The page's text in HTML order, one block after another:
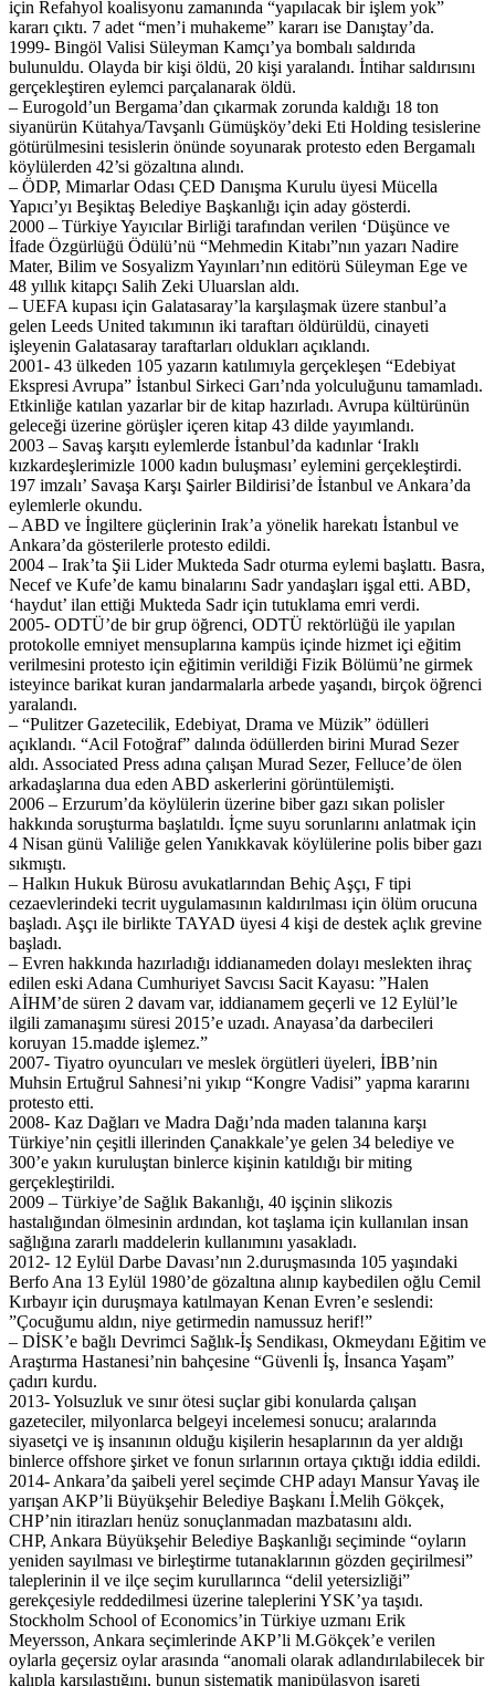
için Refahyol koalisyonu zamanında “yapılacak bir işlem yok”
kararı çıktı. 7 adet “men’i muhakeme” kararı ise Danıştay’da.
1999- Bingöl Valisi Süleyman Kamçı’ya bombalı saldırıda
bulunuldu. Olayda bir kişi öldü, 20 kişi yaralandı. İntihar saldırısını
gerçekleştiren eylemci parçalanarak öldü.
– Eurogold’un Bergama’dan çıkarmak zorunda kaldığı 18 ton
siyanürün Kütahya/Tavşanlı Gümüşköy’deki Eti Holding tesislerine
götürülmesini tesislerin önünde soyunarak protesto eden Bergamalı
köylülerden 42’si gözaltına alındı.
– ÖDP, Mimarlar Odası ÇED Danışma Kurulu üyesi Mücella
Yapıcı’yı Beşiktaş Belediye Başkanlığı için aday gösterdi.
2000 – Türkiye Yayıcılar Birliği tarafından verilen ‘Düşünce ve
İfade Özgürlüğü Ödülü’nü “Mehmedin Kitabı”nın yazarı Nadire
Mater, Bilim ve Sosyalizm Yayınları’nın editörü Süleyman Ege ve
48 yıllık kitapçı Salih Zeki Uluarslan aldı.
– UEFA kupası için Galatasaray’la karşılaşmak üzere stanbul’a
gelen Leeds United takımının iki taraftarı öldürüldü, cinayeti
işleyenin Galatasaray taraftarları oldukları açıklandı.
2001- 43 ülkeden 105 yazarın katılımıyla gerçekleşen “Edebiyat
Ekspresi Avrupa” İstanbul Sirkeci Garı’nda yolculuğunu tamamladı.
Etkinliğe katılan yazarlar bir de kitap hazırladı. Avrupa kültürünün
geleceği üzerine görüşler içeren kitap 43 dilde yayımlandı.
2003 – Savaş karşıtı eylemlerde İstanbul’da kadınlar ‘Iraklı
kızkardeşlerimizle 1000 kadın buluşması’ eylemini gerçekleştirdi.
197 imzalı’ Savaşa Karşı Şairler Bildirisi’de İstanbul ve Ankara’da
eylemlerle okundu.
– ABD ve İngiltere güçlerinin Irak’a yönelik harekatı İstanbul ve
Ankara’da gösterilerle protesto edildi.
2004 – Irak’ta Şii Lider Mukteda Sadr oturma eylemi başlattı. Basra,
Necef ve Kufe’de kamu binalarını Sadr yandaşları işgal etti. ABD,
‘haydut’ ilan ettiği Mukteda Sadr için tutuklama emri verdi.
2005- ODTÜ’de bir grup öğrenci, ODTÜ rektörlüğü ile yapılan
protokolle emniyet mensuplarına kampüs içinde hizmet içi eğitim
verilmesini protesto için eğitimin verildiği Fizik Bölümü’ne girmek
isteyince barikat kuran jandarmalarla arbede yaşandı, birçok öğrenci
yaralandı.
– “Pulitzer Gazetecilik, Edebiyat, Drama ve Müzik” ödülleri
açıklandı. “Acil Fotoğraf” dalında ödüllerden birini Murad Sezer
aldı. Associated Press adına çalışan Murad Sezer, Felluce’de ölen
arkadaşlarına dua eden ABD askerlerini görüntülemişti.
2006 – Erzurum’da köylülerin üzerine biber gazı sıkan polisler
hakkında soruşturma başlatıldı. İçme suyu sorunlarını anlatmak için
4 Nisan günü Valiliğe gelen Yanıkkavak köylülerine polis biber gazı
sıkmıştı.
– Halkın Hukuk Bürosu avukatlarından Behiç Aşçı, F tipi
cezaevlerindeki tecrit uygulamasının kaldırılması için ölüm orucuna
başladı. Aşçı ile birlikte TAYAD üyesi 4 kişi de destek açlık grevine
başladı.
– Evren hakkında hazırladığı iddianameden dolayı meslekten ihraç
edilen eski Adana Cumhuriyet Savcısı Sacit Kayasu: ”Halen
AİHM’de süren 2 davam var, iddianamem geçerli ve 12 Eylül’le
ilgili zamanaşımı süresi 2015’e uzadı. Anayasa’da darbecileri
koruyan 15.madde işlemez.”
2007- Tiyatro oyuncuları ve meslek örgütleri üyeleri, İBB’nin
Muhsin Ertuğrul Sahnesi’ni yıkıp “Kongre Vadisi” yapma kararını
protesto etti.
2008- Kaz Dağları ve Madra Dağı’nda maden talanına karşı
Türkiye’nin çeşitli illerinden Çanakkale’ye gelen 34 belediye ve
300’e yakın kuruluştan binlerce kişinin katıldığı bir miting
gerçekleştirildi.
2009 – Türkiye’de Sağlık Bakanlığı, 40 işçinin slikozis
hastalığından ölmesinin ardından, kot taşlama için kullanılan insan
sağlığına zararlı maddelerin kullanımını yasakladı.
2012- 12 Eylül Darbe Davası’nın 2.duruşmasında 105 yaşındaki
Berfo Ana 13 Eylül 1980’de gözaltına alınıp kaybedilen oğlu Cemil
Kırbayır için duruşmaya katılmayan Kenan Evren’e seslendi:
”Çocuğumu aldın, niye getirmedin namussuz herif!”
– DİSK’e bağlı Devrimci Sağlık-İş Sendikası, Okmeydanı Eğitim ve
Araştırma Hastanesi’nin bahçesine “Güvenli İş, İnsanca Yaşam”
çadırı kurdu.
2013- Yolsuzluk ve sınır ötesi suçlar gibi konularda çalışan
gazeteciler, milyonlarca belgeyi incelemesi sonucu; aralarında
siyasetçi ve iş insanının olduğu kişilerin hesaplarının da yer aldığı
binlerce offshore şirket ve fonun sırlarının ortaya çıktığı iddia edildi.
2014- Ankara’da şaibeli yerel seçimde CHP adayı Mansur Yavaş ile
yarışan AKP’li Büyükşehir Belediye Başkanı İ.Melih Gökçek,
CHP’nin itirazları henüz sonuçlanmadan mazbatasını aldı.
CHP, Ankara Büyükşehir Belediye Başkanlığı seçiminde “oyların
yeniden sayılması ve birleştirme tutanaklarının gözden geçirilmesi”
taleplerinin il ve ilçe seçim kurullarınca “delil yetersizliği”
gerekçesiyle reddedilmesi üzerine taleplerini YSK’ya taşıdı.
Stockholm School of Economics’in Türkiye uzmanı Erik
Meyersson, Ankara seçimlerinde AKP’li M.Gökçek’e verilen
oylarla geçersiz oylar arasında “anomali olarak adlandırılabilecek bir
kalıpla karşılaştığını, bunun sistematik manipülasyon işareti